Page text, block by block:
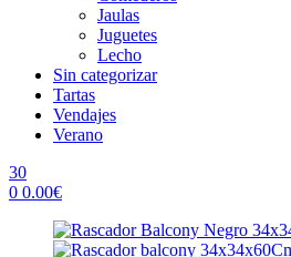
Jaulas
Juguetes
Lecho
Sin categorizar
Tartas
Vendajes
Verano
30
0 0.00€